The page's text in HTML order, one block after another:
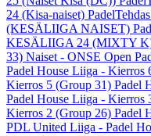
24 (Kisa-naiset)
(KESÄLIIGA NAISET)
KESÄLIIGA 24 (MIXTY
33) Naiset - ONSE Open
Padel House Liiga - Kierros
Kierros 5 (Group 31) Padel
Padel House Liiga - Kierros
Kierros 2 (Group 26) Padel
PDL United Liiga - Padel